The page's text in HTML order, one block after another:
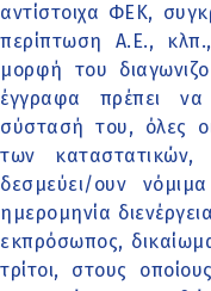
αντίστοιχα ΦΕΚ,
περίπτωση Α.Ε.,
μορφή του
έγγραφα πρέπει
σύστασή του, όλες
των
δεσμεύει/ουν
ημερομηνία
εκπρόσωπος,
τρίτοι, στους